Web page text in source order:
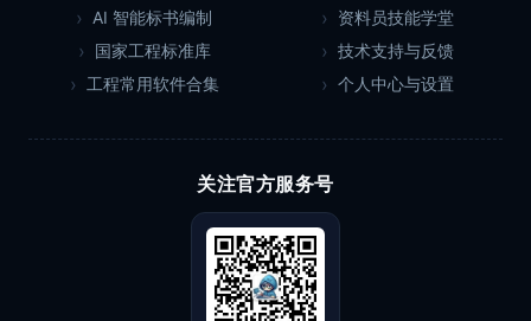
AI 智能标书编制
国家工程标准库
工程常用软件合集
资料员技能学堂
技术支持与反馈
个人中心与设置
关注官方服务号